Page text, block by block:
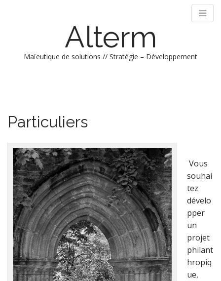
Alterm
Maïeutique de solutions // Stratégie – Développement
n
m
e
n
u
t
o
c
Particuliers
Vous
souhai
tez
dévelo
pper
un
projet
philant
hropiq
ue,